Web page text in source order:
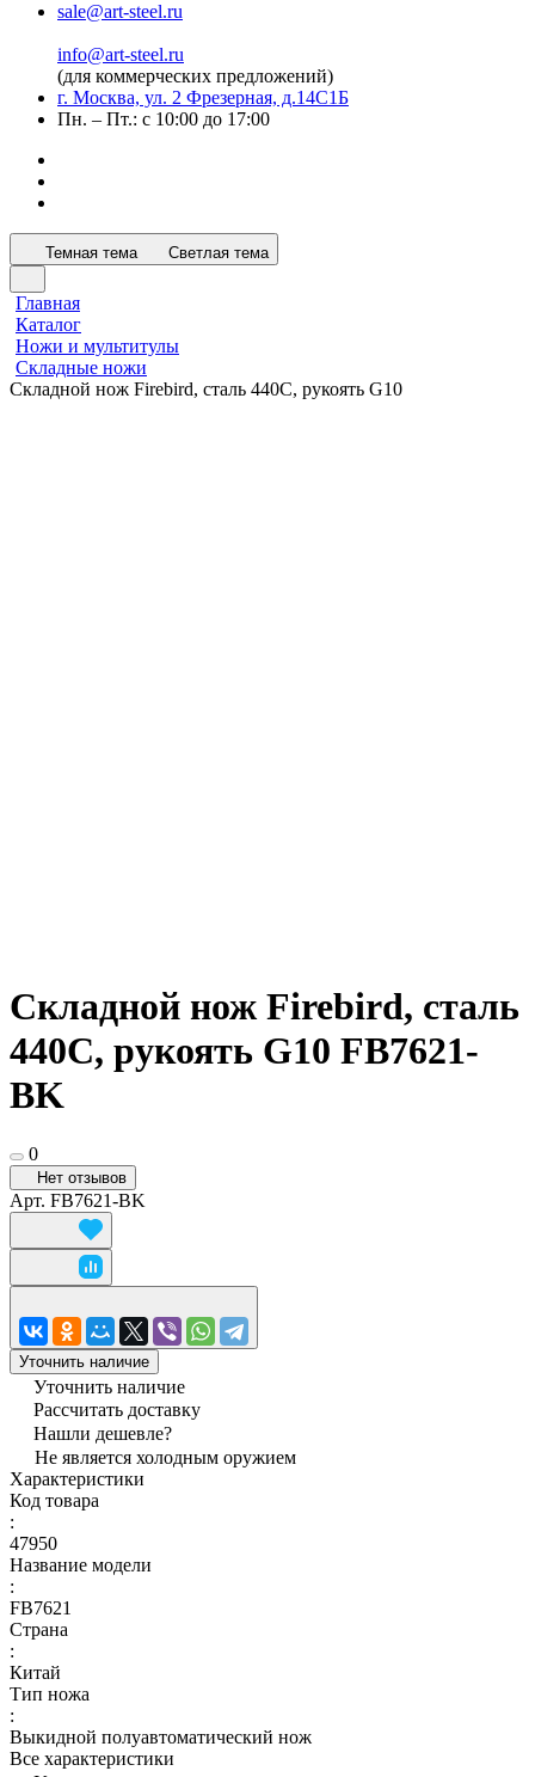
sale@art-steel.ru
info@art-steel.ru
(для коммерческих предложений)
г. Москва, ул. 2 Фрезерная, д.14С1Б
Пн. – Пт.: с 10:00 до 17:00
Темная тема Светлая тема
Главная
Каталог
Ножи и мультитулы
Складные ножи
Складной нож Firebird, сталь 440C, рукоять G10
Складной нож Firebird, сталь
440C, рукоять G10 FB7621-
BK
0
Нет отзывов
Арт. FB7621-BK
Уточнить наличие
Уточнить наличие
Рассчитать доставку
Нашли дешевле?
Не является холодным оружием
Характеристики
Код товара
:
47950
Название модели
:
FB7621
Страна
:
Китай
Тип ножа
:
Выкидной полуавтоматический нож
Все характеристики